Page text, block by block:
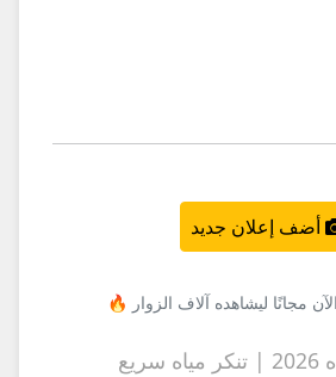
أضف إعلان جديد
مجانًا ليشاهده آلاف الزوار 🔥
صهاريج نقل المياه 2026 | تنكر مياه سريع